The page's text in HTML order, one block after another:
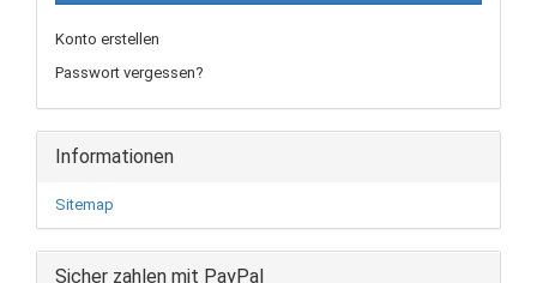
Konto erstellen
Passwort vergessen?
Informationen
Sitemap
Sicher zahlen mit PayPal